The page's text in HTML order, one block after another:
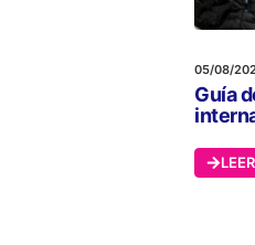
05/08/
Guía